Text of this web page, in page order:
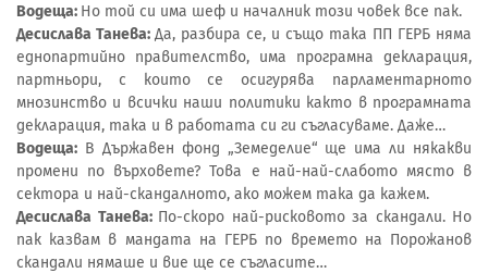
Водеща: Но той си има шеф и началник този човек все пак.
Десислава Танева: Да, разбира се, и също така ПП ГЕРБ няма
еднопартийно правителство, има програмна декларация,
партньори, с които се осигурява парламентарното
мнозинство и всички наши политики както в програмната
декларация, така и в работата си ги съгласуваме. Даже…
Водеща: В Държавен фонд „Земеделие“ ще има ли някакви
промени по върховете? Това е най-най-слабото място в
сектора и най-скандалното, ако можем така да кажем.
Десислава Танева: По-скоро най-рисковото за скандали. Но
пак казвам в мандата на ГЕРБ по времето на Порожанов
скандали нямаше и вие ще се съгласите…